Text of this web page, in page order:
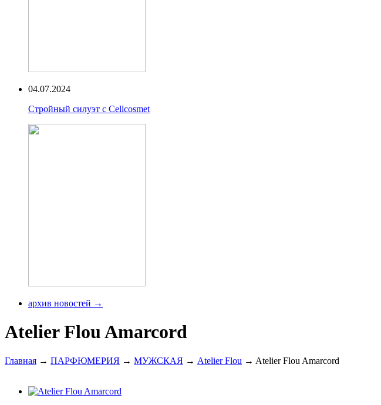
04.07.2024
Стройный силуэт с Cellcosmet
архив новостей →
Atelier Flou Amarcord
Главная → ПАРФЮМЕРИЯ → МУЖСКАЯ → Atelier Flou → Atelier Flou Amarcord